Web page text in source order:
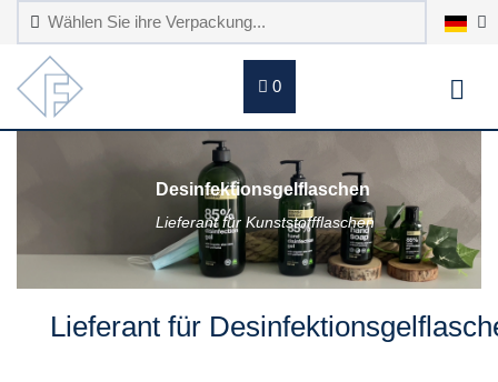
0
Desinfektionsgelflaschen
Lieferant für Kunststoffflaschen
Lieferant für